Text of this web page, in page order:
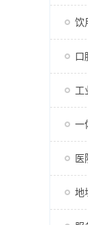
饮
口
工
一
医
地